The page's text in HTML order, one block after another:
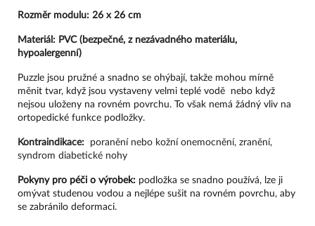
Rozměr modulu: 26 x 26 cm
Materiál: PVC (bezpečné, z nezávadného materiálu,
hypoalergenní)
Puzzle jsou pružné a snadno se ohýbají, takže mohou mírně
měnit tvar, když jsou vystaveny velmi teplé vodě nebo když
nejsou uloženy na rovném povrchu. To však nemá žádný vliv na
ortopedické funkce podložky.
Kontraindikace: poranění nebo kožní onemocnění, zranění,
syndrom diabetické nohy
Pokyny pro péči o výrobek: podložka se snadno používá, lze ji
omývat studenou vodou a nejlépe sušit na rovném povrchu, aby
se zabránilo deformaci.